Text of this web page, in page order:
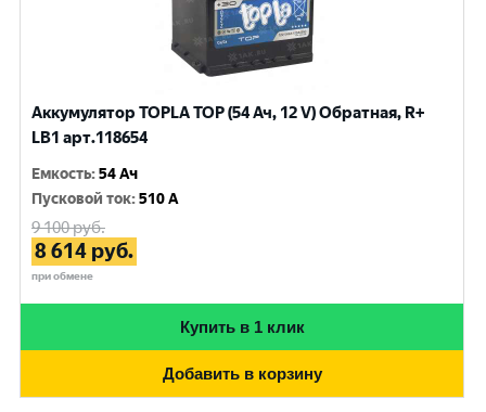
Аккумулятор TOPLA TOP (54 Ач, 12 V) Обратная, R+
LB1 арт.118654
Емкость:54 Ач
Пусковой ток:510 A
9 100руб.
8 614 руб.
при обмене
Купить в 1 клик
Добавить в корзину